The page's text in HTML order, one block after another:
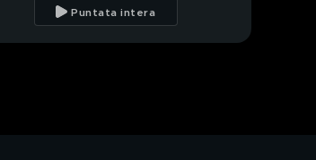
di S. Stefano D'Aveto
(GE)
Puntata intera